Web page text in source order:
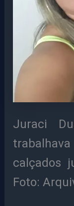
Juraci
calçados
Foto: